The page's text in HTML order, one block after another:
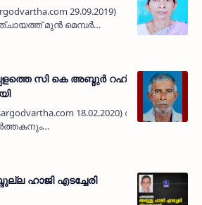
29.09.2019)
മുന്‍ മെമ്പര്‍
ശ്യാമള (60)
പള്ളിക്കര മണ്ഡലം
സി കെ അബ്ദുര്‍ റഹ്
18.02.2020) സജീവ
മൊഗ്രാല്‍ പുത്തൂര്‍
ഹാജി എടച്ചേരി